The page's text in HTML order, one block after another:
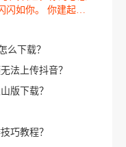
闪如你。 你建起…
么下载？
法上传抖音？
版下载？
巧教程？